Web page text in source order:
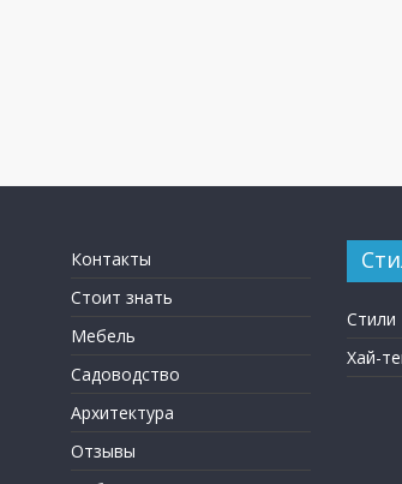
Контакты
Стоит знать
Мебель
Садоводство
Архитектура
Отзывы
Стили
Хай-